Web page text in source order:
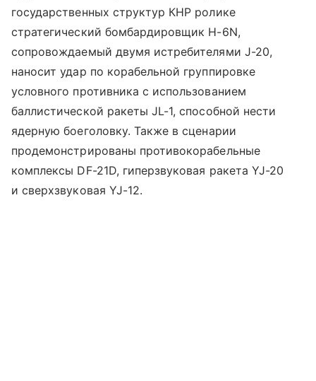
государственных структур КНР ролике
стратегический бомбардировщик H-6N,
сопровождаемый двумя истребителями J-20,
наносит удар по корабельной группировке
условного противника с использованием
баллистической ракеты JL-1, способной нести
ядерную боеголовку. Также в сценарии
продемонстрированы противокорабельные
комплексы DF-21D, гиперзвуковая ракета YJ-20
и сверхзвуковая YJ-12.